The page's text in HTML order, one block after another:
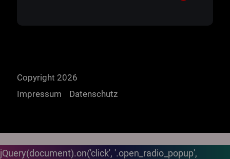
Copyright 2026
Impressum
Datenschutz
jQuery(document).on('click', '.open_radio_popup',